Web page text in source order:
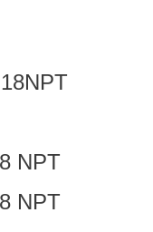
NPT
NPT